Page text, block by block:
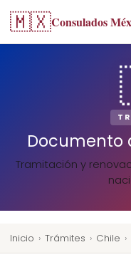
🇲🇽Consulados
Documento
Tramitación y
Inicio › Trámites › Chile ›